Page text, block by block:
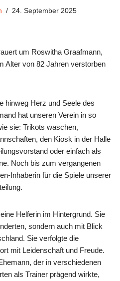
24. September 2025
um Roswitha Graafmann,
Alter von 82 Jahren verstorben
hinweg Herz und Seele des
hat unseren Verein in so
sie: Trikots waschen,
den Kiosk in der Halle
oder einfach als
Noch bis zum vergangenen
Inhaberin für die Spiele unserer
Helferin im Hintergrund. Sie
sondern auch mit Blick
Sie verfolgte die
mit Leidenschaft und Freude.
der in verschiedenen
als Trainer prägend wirkte,